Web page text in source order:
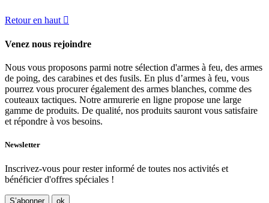
Retour en haut 
Venez nous rejoindre
Nous vous proposons parmi notre sélection d'armes à feu, des armes
de poing, des carabines et des fusils. En plus d’armes à feu, vous
pourrez vous procurer également des armes blanches, comme des
couteaux tactiques. Notre armurerie en ligne propose une large
gamme de produits. De qualité, nos produits sauront vous satisfaire
et répondre à vos besoins.
Newsletter
Inscrivez-vous pour rester informé de toutes nos activités et
bénéficier d'offres spéciales !